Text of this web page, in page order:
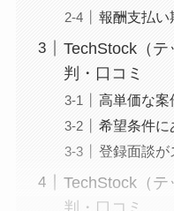
報酬支払い
TechStock（
判・口コミ
高単価な案
希望条件に
登録面談が
TechStock（
判・口コミ